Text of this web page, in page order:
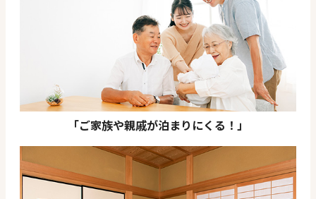
ページ一覧を閉じる
「ご家族や親戚が泊まりにくる！」